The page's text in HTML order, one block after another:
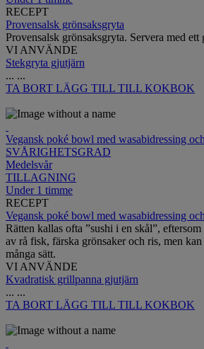
RECEPT
Provensalsk grönsaksgryta
Provensalsk grönsaksgryta. Servera med ett
VI ANVÄNDE
Stekgryta gjutjärn
... ...
TA BORT LÄGG TILL TILL KOKBOK
Vegansk poké bowl med wasabidressing
SVÅRIGHETSGRAD
Medelsvår
TILLAGNING
Under 1 timme
RECEPT
Vegansk poké bowl med wasabidressing
Rätten kallas ofta ”sushi i en skål”,
av rå fisk, färska grönsaker och ris, men
många sätt.
VI ANVÄNDE
Kvadratisk grillpanna gjutjärn
... ...
TA BORT LÄGG TILL TILL KOKBOK